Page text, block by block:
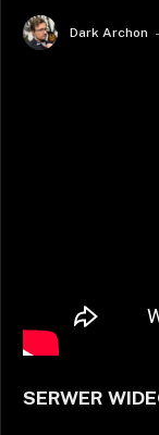
Dark Archon
SERWER